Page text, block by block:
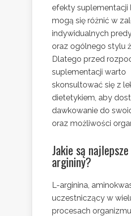
efekty suplementacji
mogą się różnić w
indywidualnych
oraz ogólnego stylu
Dlatego przed
suplementacji warto
skonsultować się z
dietetykiem, aby
dawkowanie do
oraz możliwości
Jakie są
argininy?
L-arginina,
uczestniczący w
procesach